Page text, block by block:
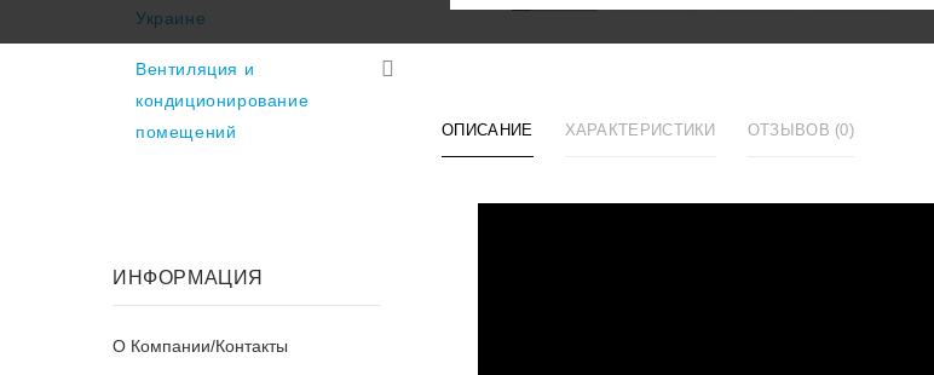
Украине
Вентиляция и
кондиционирование
помещений
ИНФОРМАЦИЯ
О Компании/Контакты
ОПИСАНИЕ ХАРАКТЕРИСТИКИ ОТЗЫВОВ (0)